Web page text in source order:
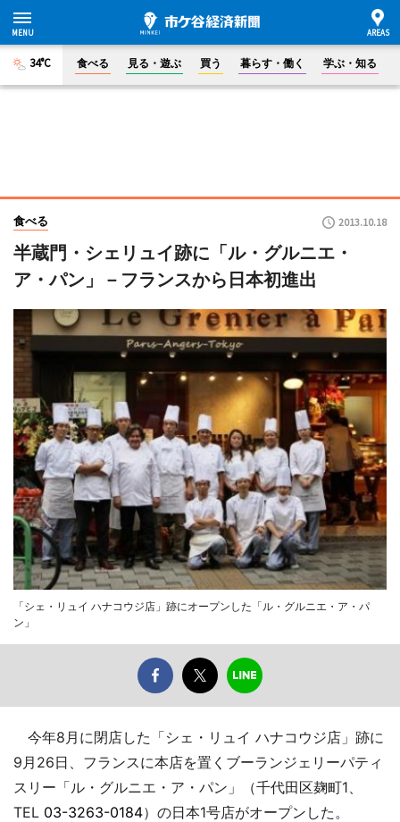
34°C 食べる 見る・遊ぶ 買う 暮らす・働く 学ぶ・知る
食べる 2013.10.18
半蔵門・シェリュイ跡に「ル・グルニエ・
ア・パン」－フランスから日本初進出
「シェ・リュイ ハナコウジ店」跡にオープンした「ル・グルニエ・ア・パ
ン」
今年8月に閉店した「シェ・リュイ ハナコウジ店」跡に
9月26日、フランスに本店を置くブーランジェリーパティ
スリー「ル・グルニエ・ア・パン」（千代田区麹町1、
TEL 03-3263-0184）の日本1号店がオープンした。